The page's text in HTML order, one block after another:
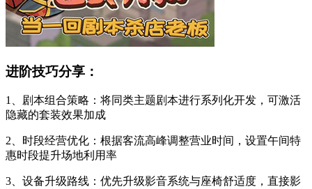
进阶技巧分享：
1、剧本组合策略：将同类主题剧本进行系列化开发，可激活
隐藏的套装效果加成
2、时段经营优化：根据客流高峰调整营业时间，设置午间特
惠时段提升场地利用率
3、设备升级路线：优先升级影音系统与座椅舒适度，直接影